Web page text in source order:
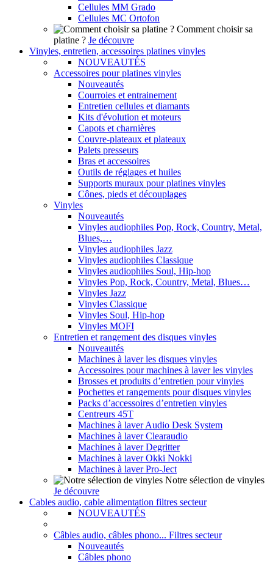
Cellules MM Grado
Cellules MC Ortofon
Comment choisir sa
platine ? Je découvre
Vinyles, entretien, accessoires platines vinyles
NOUVEAUTÉS
Accessoires pour platines vinyles
Nouveautés
Courroies et entrainement
Entretien cellules et diamants
Kits d'évolution et moteurs
Capots et charnières
Couvre-plateaux et plateaux
Palets presseurs
Bras et accessoires
Outils de réglages et huiles
Supports muraux pour platines vinyles
Cônes, pieds et découplages
Vinyles
Nouveautés
Vinyles audiophiles Pop, Rock, Country, Metal,
Blues,…
Vinyles audiophiles Jazz
Vinyles audiophiles Classique
Vinyles audiophiles Soul, Hip-hop
Vinyles Pop, Rock, Country, Metal, Blues…
Vinyles Jazz
Vinyles Classique
Vinyles Soul, Hip-hop
Vinyles MOFI
Entretien et rangement des disques vinyles
Nouveautés
Machines à laver les disques vinyles
Accessoires pour machines à laver les vinyles
Brosses et produits d’entretien pour vinyles
Pochettes et rangements pour disques vinyles
Packs d’accessoires d’entretien vinyles
Centreurs 45T
Machines à laver Audio Desk System
Machines à laver Clearaudio
Machines à laver Degritter
Machines à laver Okki Nokki
Machines à laver Pro-Ject
Notre sélection de vinyles
Je découvre
Cables audio, cable alimentation filtres secteur
NOUVEAUTÉS
Câbles audio, câbles phono... Filtres secteur
Nouveautés
Câbles phono